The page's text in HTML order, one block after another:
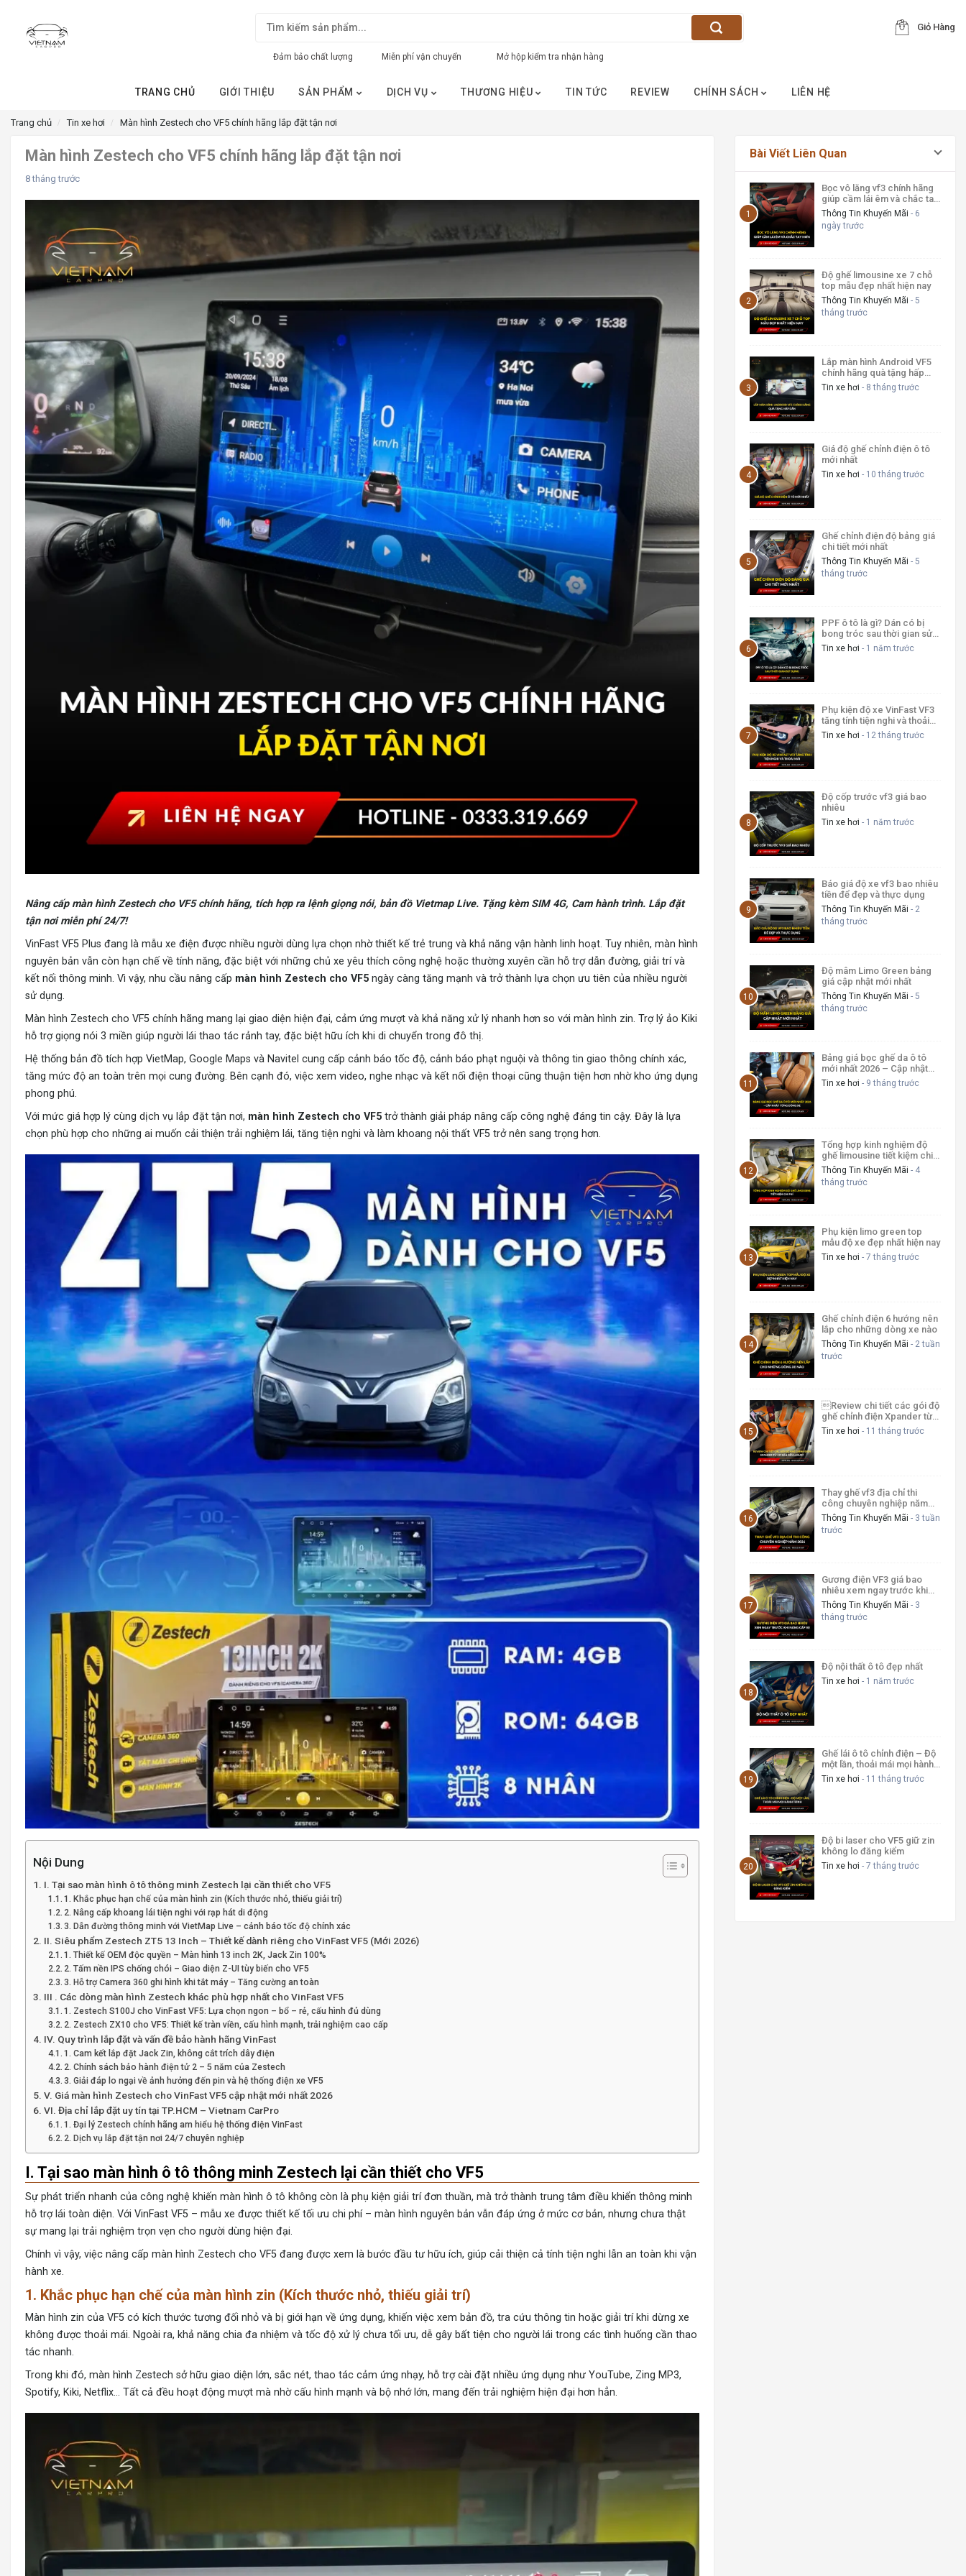
Đảm bảo chất lượng Miễn phí vận chuyển Mở hộp kiểm tra nhận hàng
Giỏ Hàng
TRANG CHỦ GIỚI THIỆU SẢN PHẨM DỊCH VỤ THƯƠNG HIỆU TIN TỨC REVIEW CHÍNH SÁCH LIÊN HỆ
Trang chủ Tin xe hơi Màn hình Zestech cho VF5 chính hãng lắp đặt tận nơi
Màn hình Zestech cho VF5 chính hãng lắp đặt tận nơi
8 tháng trước
Nâng cấp màn hình Zestech cho VF5chính hãng, tích hợp ra lệnh giọng nói, bản đồ Vietmap Live. Tặng kèm SIM 4G, Cam hành trình. Lắp đặt
tận nơi miễn phí 24/7!
VinFast VF5 Plus đang là mẫu xe điện được nhiều người dùng lựa chọn nhờ thiết kế trẻ trung và khả năng vận hành linh hoạt. Tuy nhiên, màn hình
nguyên bản vẫn còn hạn chế về tính năng, đặc biệt với những chủ xe yêu thích công nghệ hoặc thường xuyên cần hỗ trợ dẫn đường, giải trí và
kết nối thông minh. Vì vậy, nhu cầu nâng cấp màn hình Zestech cho VF5 ngày càng tăng mạnh và trở thành lựa chọn ưu tiên của nhiều người
sử dụng.
Màn hình Zestech cho VF5 chính hãng mang lại giao diện hiện đại, cảm ứng mượt và khả năng xử lý nhanh hơn so với màn hình zin. Trợ lý ảo Kiki
hỗ trợ giọng nói 3 miền giúp người lái thao tác rảnh tay, đặc biệt hữu ích khi di chuyển trong đô thị.
Hệ thống bản đồ tích hợp VietMap, Google Maps và Navitel cung cấp cảnh báo tốc độ, cảnh báo phạt nguội và thông tin giao thông chính xác,
tăng mức độ an toàn trên mọi cung đường. Bên cạnh đó, việc xem video, nghe nhạc và kết nối điện thoại cũng thuận tiện hơn nhờ kho ứng dụng
phong phú.
Với mức giá hợp lý cùng dịch vụ lắp đặt tận nơi, màn hình Zestech cho VF5 trở thành giải pháp nâng cấp công nghệ đáng tin cậy. Đây là lựa
chọn phù hợp cho những ai muốn cải thiện trải nghiệm lái, tăng tiện nghi và làm khoang nội thất VF5 trở nên sang trọng hơn.
Nội Dung
I. Tại sao màn hình ô tô thông minh Zestech lại cần thiết cho VF5
1. Khắc phục hạn chế của màn hình zin (Kích thước nhỏ, thiếu giải trí)
2. Nâng cấp khoang lái tiện nghi với rạp hát di động
3. Dẫn đường thông minh với VietMap Live – cảnh báo tốc độ chính xác
II. Siêu phẩm Zestech ZT5 13 Inch – Thiết kế dành riêng cho VinFast VF5 (Mới 2026)
1. Thiết kế OEM độc quyền – Màn hình 13 inch 2K, Jack Zin 100%
2. Tấm nền IPS chống chói – Giao diện Z-UI tùy biến cho VF5
3. Hỗ trợ Camera 360 ghi hình khi tắt máy – Tăng cường an toàn
III . Các dòng màn hình Zestech khác phù hợp nhất cho VinFast VF5
1. Zestech S100J cho VinFast VF5: Lựa chọn ngon – bổ – rẻ, cấu hình đủ dùng
2. Zestech ZX10 cho VF5: Thiết kế tràn viền, cấu hình mạnh, trải nghiệm cao cấp
IV. Quy trình lắp đặt và vấn đề bảo hành hãng VinFast
1. Cam kết lắp đặt Jack Zin, không cắt trích dây điện
2. Chính sách bảo hành điện tử 2 – 5 năm của Zestech
3. Giải đáp lo ngại về ảnh hưởng đến pin và hệ thống điện xe VF5
V. Giá màn hình Zestech cho VinFast VF5 cập nhật mới nhất 2026
VI. Địa chỉ lắp đặt uy tín tại TP.HCM – Vietnam CarPro
1. Đại lý Zestech chính hãng am hiểu hệ thống điện VinFast
2. Dịch vụ lắp đặt tận nơi 24/7 chuyên nghiệp
I. Tại sao màn hình ô tô thông minh Zestech lại cần thiết cho VF5
Sự phát triển nhanh của công nghệ khiến màn hình ô tô không còn là phụ kiện giải trí đơn thuần, mà trở thành trung tâm điều khiển thông minh
hỗ trợ lái toàn diện. Với VinFast VF5 – mẫu xe được thiết kế tối ưu chi phí – màn hình nguyên bản vẫn đáp ứng ở mức cơ bản, nhưng chưa thật
sự mang lại trải nghiệm trọn vẹn cho người dùng hiện đại.
Chính vì vậy, việc nâng cấp màn hình Zestech cho VF5 đang được xem là bước đầu tư hữu ích, giúp cải thiện cả tính tiện nghi lẫn an toàn khi vận
hành xe.
1. Khắc phục hạn chế của màn hình zin (Kích thước nhỏ, thiếu giải trí)
Màn hình zin của VF5 có kích thước tương đối nhỏ và bị giới hạn về ứng dụng, khiến việc xem bản đồ, tra cứu thông tin hoặc giải trí khi dừng xe
không được thoải mái. Ngoài ra, khả năng chia đa nhiệm và tốc độ xử lý chưa tối ưu, dễ gây bất tiện cho người lái trong các tình huống cần thao
tác nhanh.
Trong khi đó, màn hình Zestech sở hữu giao diện lớn, sắc nét, thao tác cảm ứng nhạy, hỗ trợ cài đặt nhiều ứng dụng như YouTube, Zing MP3,
Spotify, Kiki, Netflix… Tất cả đều hoạt động mượt mà nhờ cấu hình mạnh và bộ nhớ lớn, mang đến trải nghiệm hiện đại hơn hẳn.
Bài Viết Liên Quan
Bọc vô lăng vf3 chính hãng
giúp cầm lái êm và chắc tay
hơn
Thông Tin Khuyến Mãi - 6
ngày trước
Độ ghế limousine xe 7 chỗ
top mẫu đẹp nhất hiện nay
Thông Tin Khuyến Mãi - 5
tháng trước
Lắp màn hình Android VF5
chính hãng quà tặng hấp
dẫn
Tin xe hơi - 8 tháng trước
Giá độ ghế chỉnh điện ô tô
mới nhất
Tin xe hơi - 10 tháng trước
Ghế chỉnh điện độ bảng giá
chi tiết mới nhất
Thông Tin Khuyến Mãi - 5
tháng trước
PPF ô tô là gì? Dán có bị
bong tróc sau thời gian sử
dụng?
Tin xe hơi - 1 năm trước
Phụ kiện độ xe VinFast VF3
tăng tính tiện nghi và thoải
mái
Tin xe hơi - 12 tháng trước
Độ cốp trước vf3 giá bao
nhiêu
Tin xe hơi - 1 năm trước
Báo giá độ xe vf3 bao nhiêu
tiền để đẹp và thực dụng
Thông Tin Khuyến Mãi - 2
tháng trước
Độ mâm Limo Green bảng
giá cập nhật mới nhất
Thông Tin Khuyến Mãi - 5
tháng trước
Bảng giá bọc ghế da ô tô
mới nhất 2026 – Cập nhật
từng dòng xe
Tin xe hơi - 9 tháng trước
Tổng hợp kinh nghiệm độ
ghế limousine tiết kiệm chi
phí
Thông Tin Khuyến Mãi - 4
tháng trước
Phụ kiện limo green top
mẫu độ xe đẹp nhất hiện nay
Tin xe hơi - 7 tháng trước
Ghế chỉnh điện 6 hướng nên
lắp cho những dòng xe nào
Thông Tin Khuyến Mãi - 2 tuần
trước
Review chi tiết các gói độ
ghế chỉnh điện Xpander từ
cơ bản đến luxury
Tin xe hơi - 11 tháng trước
Thay ghế vf3 địa chỉ thi
công chuyên nghiệp năm
2026
Thông Tin Khuyến Mãi - 3 tuần
trước
Gương điện VF3 giá bao
nhiêu xem ngay trước khi
nâng cấp xe 2026
Thông Tin Khuyến Mãi - 3
tháng trước
Độ nội thất ô tô đẹp nhất
Tin xe hơi - 1 năm trước
Ghế lái ô tô chỉnh điện – Độ
một lần, thoải mái mọi hành
trình
Tin xe hơi - 11 tháng trước
Độ bi laser cho VF5 giữ zin
không lo đăng kiểm
Tin xe hơi - 7 tháng trước